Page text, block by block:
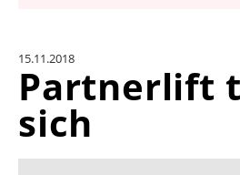
KONTAKT
15.11.2018
Partnerlift
sich